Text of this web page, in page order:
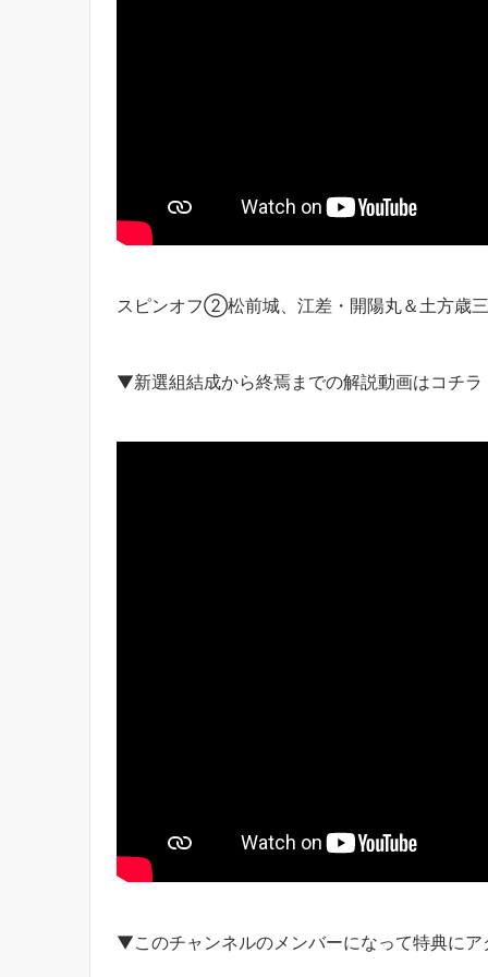
スピンオフ②松前城、江差・開陽丸＆土方歳
▼新選組結成から終焉までの解説動画はコチラ
▼このチャンネルのメンバーになって特典にア